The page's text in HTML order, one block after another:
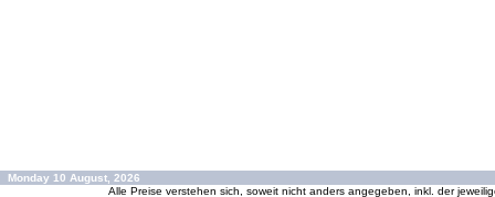
Monday 10 August, 2026
Alle Preise verstehen sich, soweit nicht anders angegeben, inkl. der